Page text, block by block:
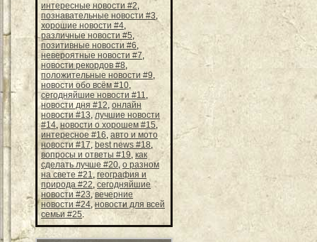
интересные новости #2,
познавательные новости #3,
хорошие новости #4,
различные новости #5,
позитивные новости #6,
невероятные новости #7,
новости рекордов #8,
положительные новости #9,
новости обо всём #10,
сегодняйшие новости #11,
новости дня #12, онлайн
новости #13, лучшие новости
#14, новости о хорошем #15,
интересное #16, авто и мото
новости #17, best news #18,
вопросы и ответы #19, как
сделать лучше #20, о разном
на свете #21, география и
природа #22, сегодняйшие
новости #23,вечерние
новости #24,новости для всей
семьи #25.